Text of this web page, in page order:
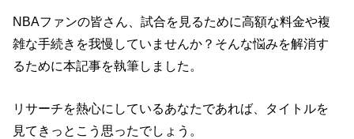
NBAファンの皆さん、試合を見るために高額な料金や複
雑な手続きを我慢していませんか？そんな悩みを解消す
るために本記事を執筆しました。
リサーチを熱心にしているあなたであれば、タイトルを
見てきっとこう思ったでしょう。